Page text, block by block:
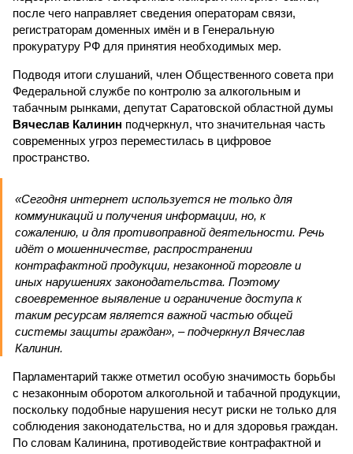
после чего направляет сведения операторам связи,
регистраторам доменных имён и в Генеральную
прокуратуру РФ для принятия необходимых мер.
Подводя итоги слушаний, член Общественного совета при
Федеральной службе по контролю за алкогольным и
табачным рынками, депутат Саратовской областной думы
Вячеслав Калинин подчеркнул, что значительная часть
современных угроз переместилась в цифровое
пространство.
«Сегодня интернет используется не только для
коммуникаций и получения информации, но, к
сожалению, и для противоправной деятельности. Речь
идёт о мошенничестве, распространении
контрафактной продукции, незаконной торговле и
иных нарушениях законодательства. Поэтому
своевременное выявление и ограничение доступа к
таким ресурсам является важной частью общей
системы защиты граждан», – подчеркнул Вячеслав
Калинин.
Парламентарий также отметил особую значимость борьбы
с незаконным оборотом алкогольной и табачной продукции,
поскольку подобные нарушения несут риски не только для
соблюдения законодательства, но и для здоровья граждан.
По словам Калинина, противодействие контрафактной и